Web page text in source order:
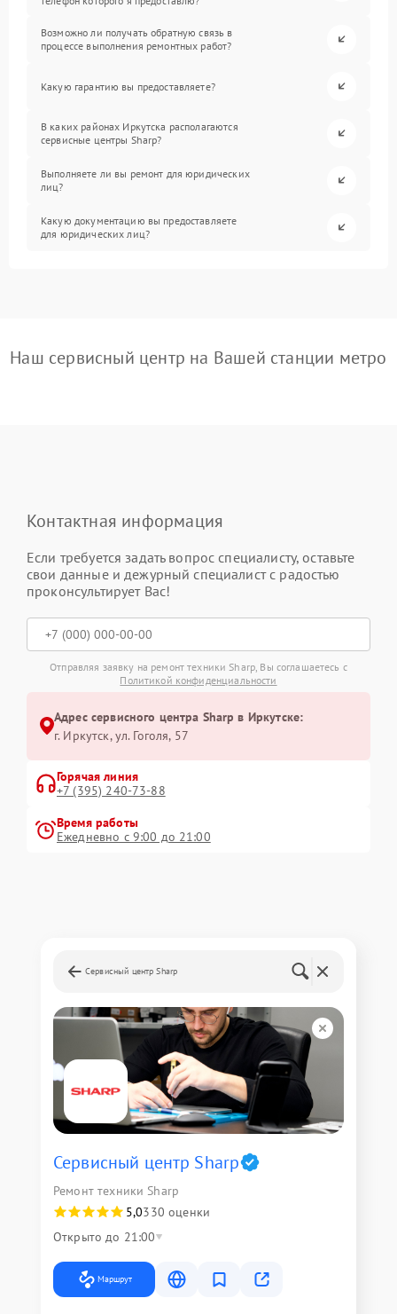
Возможно ли получать обратную связь в
процессе выполнения ремонтных работ?
Какую гарантию вы предоставляете?
В каких районах Иркутска располагаются
сервисные центры Sharp?
Выполняете ли вы ремонт для юридических
лиц?
Какую документацию вы предоставляете
для юридических лиц?
Наш сервисный центр на Вашей станции метро
Контактная информация
Если требуется задать вопрос специалисту, оставьте
свои данные и дежурный специалист с радостью
проконсультирует Вас!
Отправляя заявку на ремонт техники Sharp, Вы соглашаетесь с
Политикой конфиденциальности
Адрес сервисного центра Sharp в Иркутске:
г. Иркутск, ул. ​Гоголя, 57
Горячая линия
+7 (395) 240-73-88
Время работы
Ежедневно с 9:00 до 21:00
Сервисный центр Sharp
Сервисный центр Sharp
Ремонт техники Sharp
5,0330 оценки
Открыто до 21:00
Маршрут